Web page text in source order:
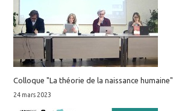
Colloque "La théorie de la naissance humaine"
24 mars 2023